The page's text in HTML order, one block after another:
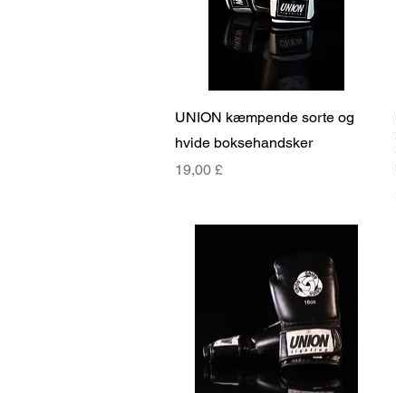
Hurtigvisning
UNION kæmpende sorte og
hvide boksehandsker
Pris
19,00 £